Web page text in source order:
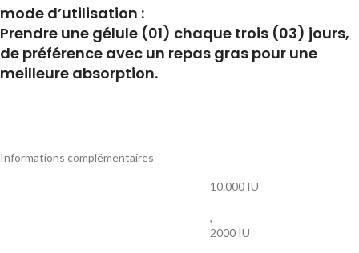
mode d’utilisation :
Prendre une gélule (01) chaque trois (03) jours,
de préférence avec un repas gras pour une
meilleure absorption.
Informations complémentaires
10.000 IU
,
2000 IU